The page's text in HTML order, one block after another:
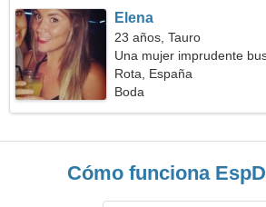
Elena
23 años, Tauro
Una mujer imprudente
Rota, España
Boda
Cómo funciona